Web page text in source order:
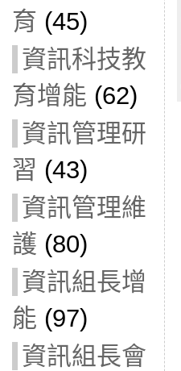
育 (45)
資訊科技教
育增能 (62)
資訊管理研
習 (43)
資訊管理維
護 (80)
資訊組長增
能 (97)
資訊組長會